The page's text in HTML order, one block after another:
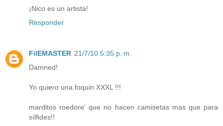
¡Nico es un artista!
Responder
FilEMASTER 21/7/10 5:35 p. m.
Damned!
Yo quiero una foquin XXXL !!!
marditos roedore' que no hacen camisetas mas que para
sílfides!!